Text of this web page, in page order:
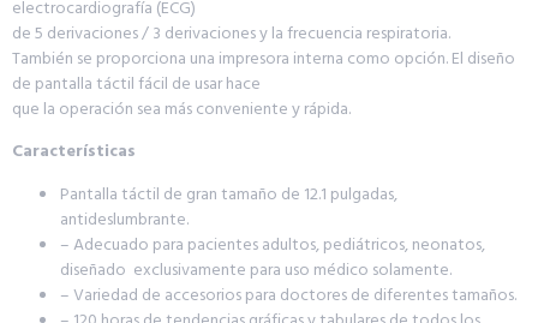
electrocardiografía (ECG)
de 5 derivaciones / 3 derivaciones y la frecuencia respiratoria.
También se proporciona una impresora interna como opción. El diseño
de pantalla táctil fácil de usar hace
que la operación sea más conveniente y rápida.
Características
Pantalla táctil de gran tamaño de 12.1 pulgadas,
antideslumbrante.
– Adecuado para pacientes adultos, pediátricos, neonatos,
diseñado exclusivamente para uso médico solamente.
– Variedad de accesorios para doctores de diferentes tamaños.